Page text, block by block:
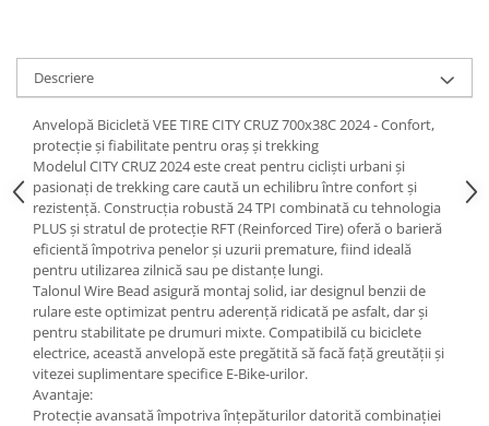
Descriere
Anvelopă Bicicletă VEE TIRE CITY CRUZ 700x38C 2024 - Confort,
protecție și fiabilitate pentru oraș și trekking
Modelul CITY CRUZ 2024 este creat pentru cicliști urbani și
pasionați de trekking care caută un echilibru între confort și
rezistență. Construcția robustă 24 TPI combinată cu tehnologia
PLUS și stratul de protecție RFT (Reinforced Tire) oferă o barieră
eficientă împotriva penelor și uzurii premature, fiind ideală
pentru utilizarea zilnică sau pe distanțe lungi.
Talonul Wire Bead asigură montaj solid, iar designul benzii de
rulare este optimizat pentru aderență ridicată pe asfalt, dar și
pentru stabilitate pe drumuri mixte. Compatibilă cu biciclete
electrice, această anvelopă este pregătită să facă față greutății și
vitezei suplimentare specifice E-Bike-urilor.
Avantaje:
Protecție avansată împotriva înțepăturilor datorită combinației